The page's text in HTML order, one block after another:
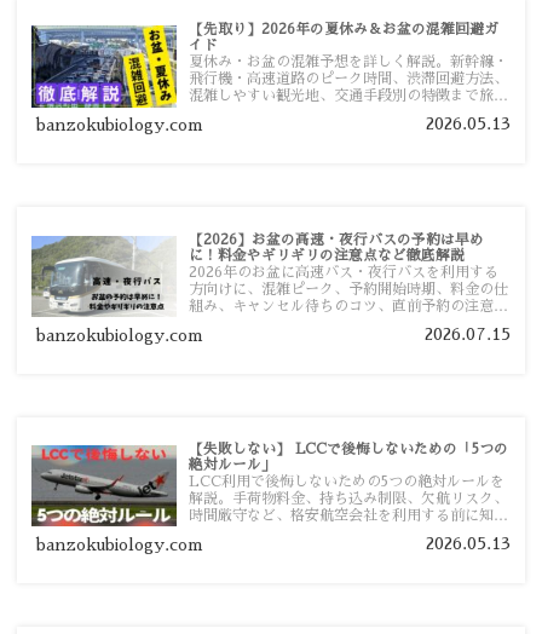
【先取り】2026年の夏休み＆お盆の混雑回避ガ
イド
夏休み・お盆の混雑予想を詳しく解説。新幹線・
飛行機・高速道路のピーク時間、渋滞回避方法、
混雑しやすい観光地、交通手段別の特徴まで旅行
banzokubiology.com 2026.05.13
【2026】お盆の高速・夜行バスの予約は早め
に！料金やギリギリの注意点など徹底解説
2026年のお盆に高速バス・夜行バスを利用する
方向けに、混雑ピーク、予約開始時期、料金の仕
組み、キャンセル待ちのコツ、直前予約の注意点
banzokubiology.com 2026.07.15
【失敗しない】 LCCで後悔しないための「5つの
絶対ルール」
LCC利用で後悔しないための5つの絶対ルールを
解説。手荷物料金、持ち込み制限、欠航リスク、
時間厳守など、格安航空会社を利用する前に知っ
す。
banzokubiology.com 2026.05.13